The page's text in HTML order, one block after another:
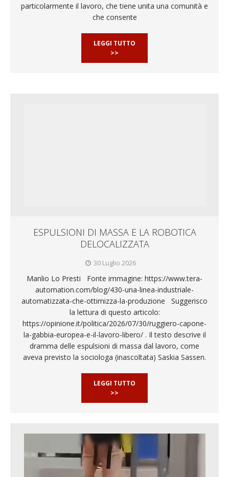
particolarmente il lavoro, che tiene unita una comunità e
che consente
LEGGI TUTTO
>>
ESPULSIONI DI MASSA E LA ROBOTICA
DELOCALIZZATA
30 Luglio 2026
Manlio Lo Presti Fonte immagine: https://www.tera-
automation.com/blog/430-una-linea-industriale-
automatizzata-che-ottimizza-la-produzione Suggerisco
la lettura di questo articolo:
https://opinione.it/politica/2026/07/30/ruggiero-capone-
la-gabbia-europea-e-il-lavoro-libero/ . Il testo descrive il
dramma delle espulsioni di massa dal lavoro, come
aveva previsto la sociologa (inascoltata) Saskia Sassen.
LEGGI TUTTO
>>